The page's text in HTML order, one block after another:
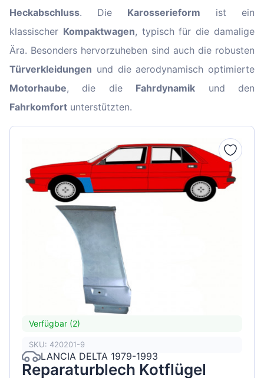
Heckabschluss. Die Karosserieform ist ein
klassischer Kompaktwagen, typisch für die damalige
Ära. Besonders hervorzuheben sind auch die robusten
Türverkleidungen und die aerodynamisch optimierte
Motorhaube, die die Fahrdynamik und den
Fahrkomfort unterstützten.
Verfügbar (2)
SKU: 420201-9
LANCIA DELTA 1979-1993
Reparaturblech Kotflügel